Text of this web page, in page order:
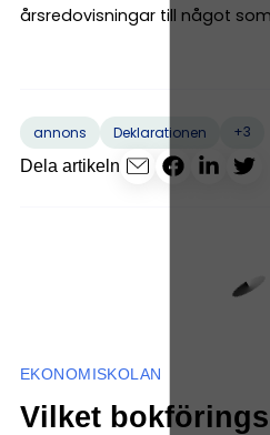
årsredovisningar till något
annons Deklarationen
+3
Dela artikeln
EKONOMISKOLAN
Vilket